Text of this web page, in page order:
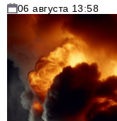
06 августа 13:58